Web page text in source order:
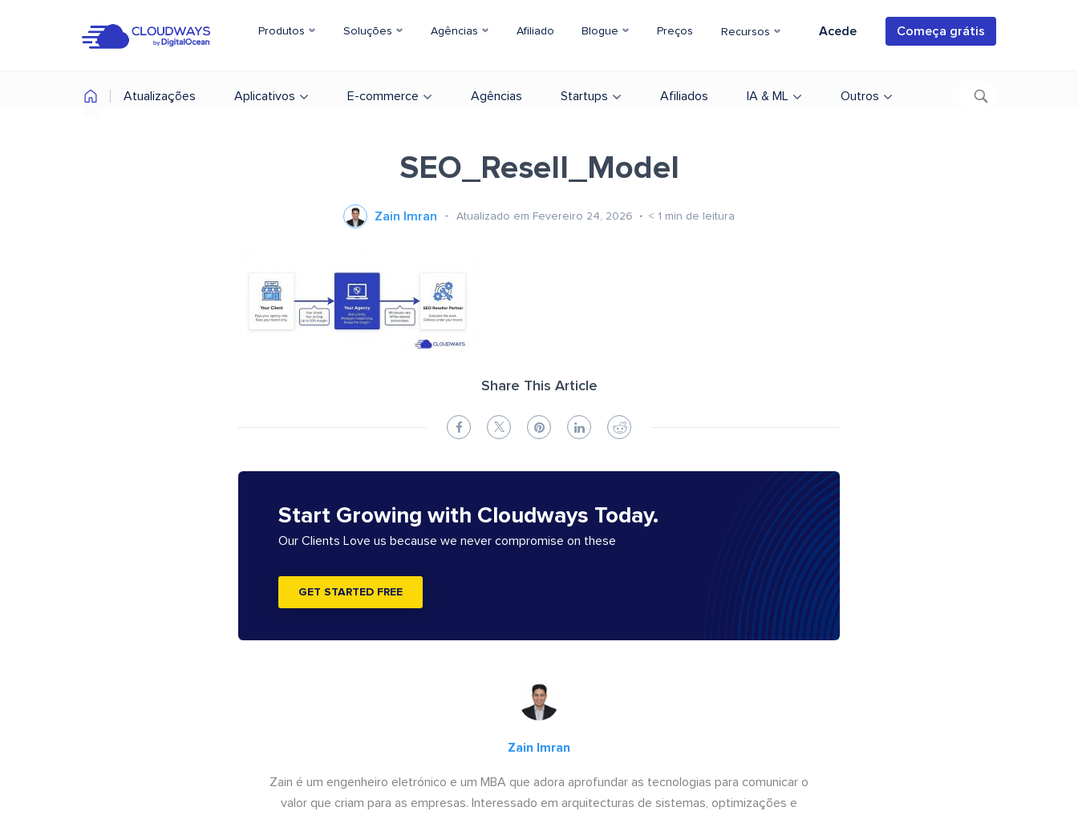
Produtos Soluções Agências Afiliado Blogue Preços Recursos Acede Começa grátis
Atualizações Aplicativos E-commerce Agências Startups Afiliados IA & ML Outros
SEO_Resell_Model
Zain Imran Atualizado em Fevereiro 24, 2026 < 1 min de leitura
Share This Article
Start Growing with Cloudways Today.
Our Clients Love us because we never compromise on these
GET STARTED FREE
Zain Imran
Zain é um engenheiro eletrónico e um MBA que adora aprofundar as tecnologias para comunicar o
valor que criam para as empresas. Interessado em arquitecturas de sistemas, optimizações e